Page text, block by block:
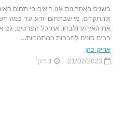
בשנים האחרונות אנו רואים כי תחום
ולהתקדם, מי שבתחום יודע עד כמה
את האירוע ולבחון את כל הפרטים, גם
רבים פונים לחברות המתמחות...
אריק כהן